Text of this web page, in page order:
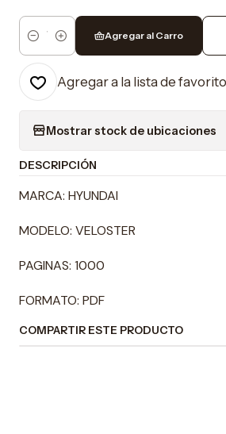
Cantidad
Agregar al Carro
Agregar a la lista de
Mostrar stock de ubicaciones
DESCRIPCIÓN
MARCA: HYUNDAI
MODELO: VELOSTER
PAGINAS: 1000
FORMATO: PDF
COMPARTIR ESTE PRODUCTO